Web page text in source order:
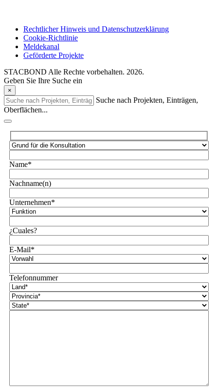
Rechtlicher Hinweis und Datenschutzerklärung
Cookie-Richtlinie
Meldekanal
Geförderte Projekte
STACBOND Alle Rechte vorbehalten. 2026.
Geben Sie Ihre Suche ein
×
Suche nach Projekten, Einträgen,
Oberflächen...
Name*
Nachname(n)
Unternehmen*
¿Cuales?
E-Mail*
Telefonnummer